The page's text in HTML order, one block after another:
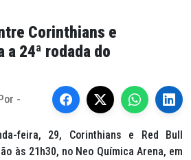
Corinthians e
24ª rodada do
-
feira, 29, Corinthians e Red Bull
às 21h30, no Neo Química Arena, em